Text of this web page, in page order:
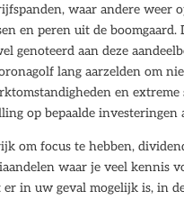
waar andere
en peren uit de
genoteerd aan deze
lang aarzelden om
en
op bepaalde
om focus te hebben,
waar je veel kennis
in uw geval mogelijk is, in